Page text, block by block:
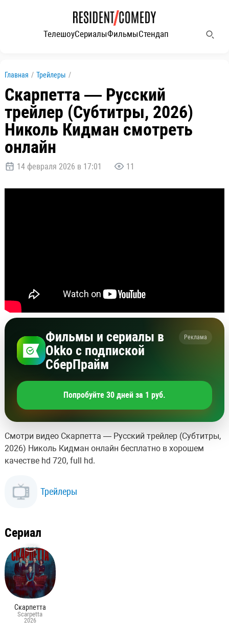
ТелешоуСериалыФильмыСтендап
Главная / Трейлеры /
Скарпетта — Русский
трейлер (Субтитры, 2026)
Николь Кидман смотреть
онлайн
14 февраля 2026 в 17:01 11
Фильмы и сериалы в
Okko с подпиской
СберПрайм
Реклама
Попробуйте 30 дней за 1 руб.
Смотри видео Скарпетта — Русский трейлер (Субтитры,
2026) Николь Кидман онлайн бесплатно в хорошем
качестве hd 720, full hd.
Трейлеры
Сериал
Скарпетта
Scarpetta
2026